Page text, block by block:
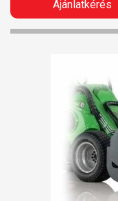
Ajánlatkérés